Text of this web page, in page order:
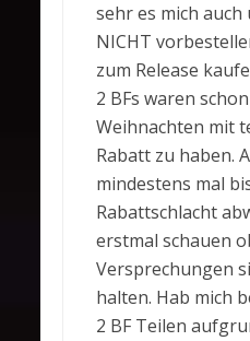
sehr es mich
NICHT
zum Release
2 BFs waren
Weihnachten mit
Rabatt zu haben.
mindestens mal
Rabattschlacht
erstmal schauen
Versprechungen
halten. Hab mich
2 BF Teilen